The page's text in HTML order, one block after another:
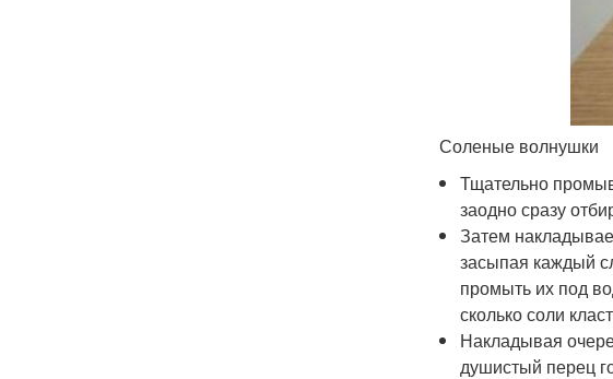
Соленые волнушки
Тщательно
заодно сразу
Затем
засыпая каждый
промыть их под
сколько соли
Накладывая
душистый перец